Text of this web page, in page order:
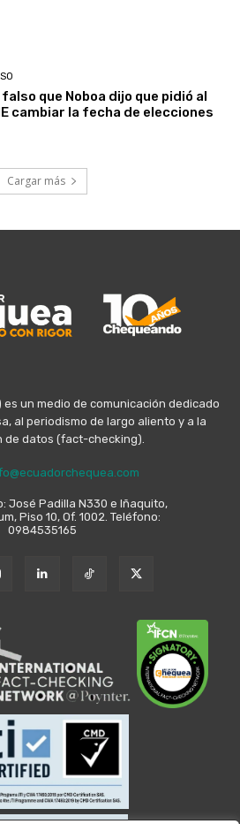
falso que Noboa dijo que pidió al
cambiar la fecha de elecciones
Cargar más
es un medio de comunicación dedicado
al periodismo de largo aliento y a la
de datos (fact-checking).
José Padilla N330 e Iñaquito,
Piso 10, Of. 1002. Teléfono:
0984535165